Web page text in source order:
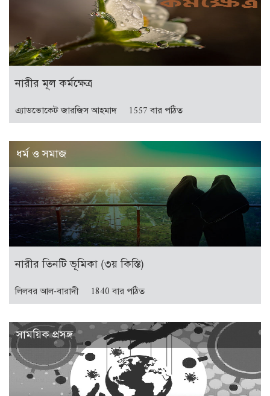
নারীর মূল কর্মক্ষেত্র
এ্যাডভোকেট জারজিস আহমাদ 1557 বার পঠিত
ধর্ম ও সমাজ
নারীর তিনটি ভূমিকা (৩য় কিস্তি)
লিলবর আল-বারাদী 1840 বার পঠিত
সাময়িক প্রসঙ্গ